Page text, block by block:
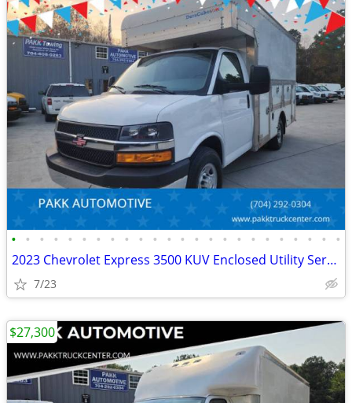
• • • • • • • • • • • • • • • • • • • • • • • •
2023 Chevrolet Express 3500 KUV Enclosed Utility Service Plumber Truck
7/23
$27,300